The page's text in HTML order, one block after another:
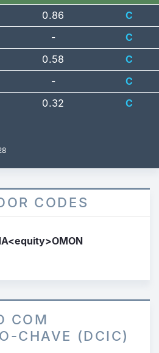
0.86
C
-
C
0.58
C
-
C
0.32 C
CODES
COM
CHAVE (DCIC)